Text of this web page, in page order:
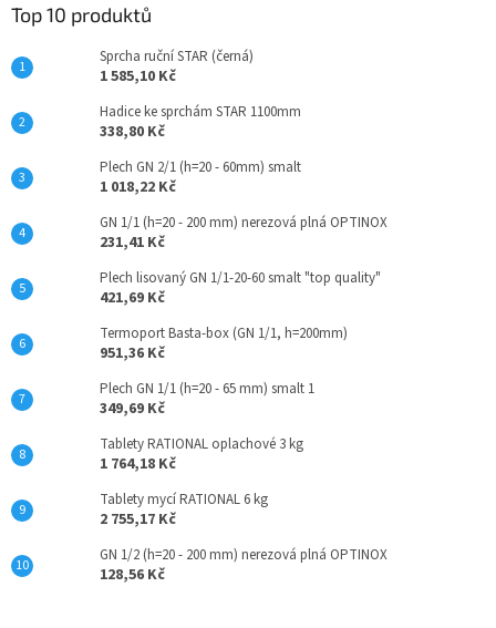
Top 10 produktů
Sprcha ruční STAR (černá)
1 585,10 Kč
Hadice ke sprchám STAR 1100mm
338,80 Kč
Plech GN 2/1 (h=20 - 60mm) smalt
1 018,22 Kč
GN 1/1 (h=20 - 200 mm) nerezová plná OPTINOX
231,41 Kč
Plech lisovaný GN 1/1-20-60 smalt "top quality"
421,69 Kč
Termoport Basta-box (GN 1/1, h=200mm)
951,36 Kč
Plech GN 1/1 (h=20 - 65 mm) smalt 1
349,69 Kč
Tablety RATIONAL oplachové 3 kg
1 764,18 Kč
Tablety mycí RATIONAL 6 kg
2 755,17 Kč
GN 1/2 (h=20 - 200 mm) nerezová plná OPTINOX
128,56 Kč